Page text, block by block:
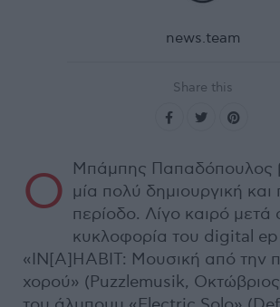
news.team
Share this
Ο
Μπάμπης Παπαδόπουλος
μία πολύ δημιουργική
περίοδο. Λίγο καιρό μετά
κυκλοφορία του digital ep
«IN[A]HABIT: Μουσική από την
χορού» (Puzzlemusik,